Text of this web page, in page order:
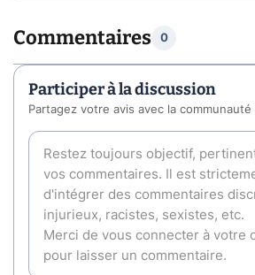
Commentaires 0
Participer à la discussion
Partagez votre avis avec la communauté